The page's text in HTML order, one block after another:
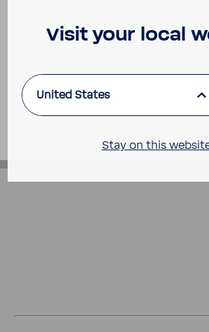
Visit your local
United States
Stay on this